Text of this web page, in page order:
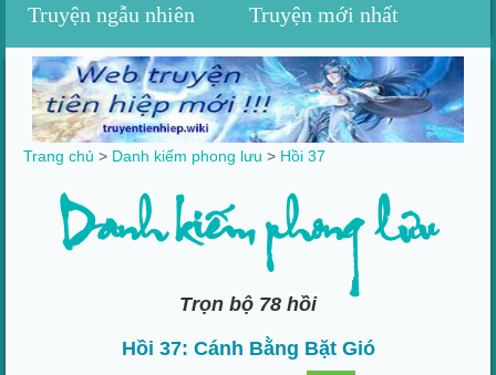
Truyện ngẫu nhiên Truyện mới nhất
Trang chủ > Danh kiếm phong lưu > Hồi 37
Danh kiếm phong lưu
Trọn bộ 78 hồi
Hồi 37: Cánh Bằng Bặt Gió